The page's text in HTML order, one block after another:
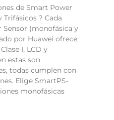
de Smart Power
Trifásicos ? Cada
Sensor (monofásica y
por Huawei ofrece
I, LCD y
estas son
todas cumplen con
Elige SmartPS-
monofásicas